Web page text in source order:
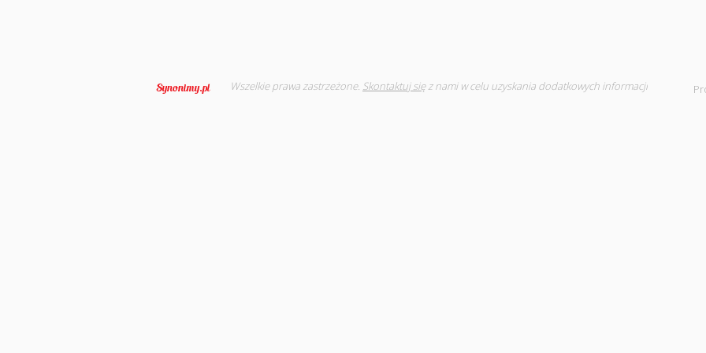
Wszelkie prawa zastrzeżone. Skontaktuj sięz nami w celu uzyskania dodatkowych informacji